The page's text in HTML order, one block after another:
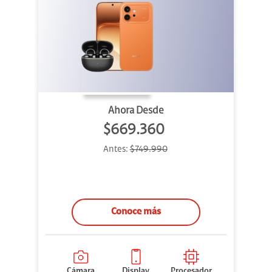
Ahora Desde
$669.360
Antes:$749.990
Conoce más